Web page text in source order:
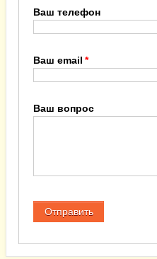
Ваш телефон
Ваш email
Ваш вопрос